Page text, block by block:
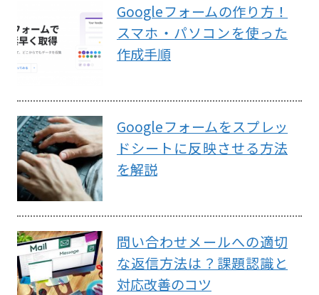
Googleフォームの作り方！
スマホ・パソコンを使った
作成手順
Googleフォームをスプレッ
ドシートに反映させる方法
を解説
問い合わせメールへの適切
な返信方法は？課題認識と
対応改善のコツ